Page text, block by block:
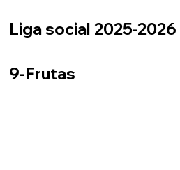
Liga social 2025-2026
9-Frutas